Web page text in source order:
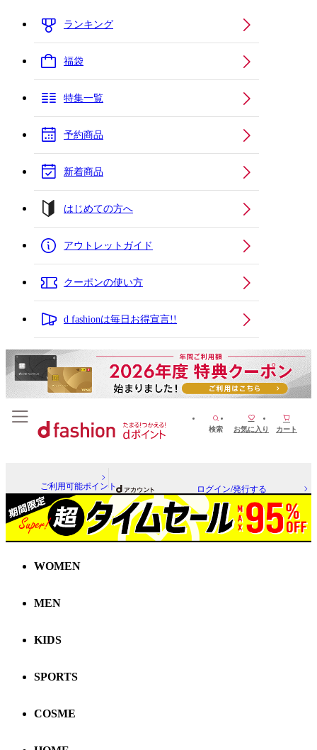
ランキング
福袋
特集一覧
予約商品
新着商品
はじめての方へ
アウトレットガイド
クーポンの使い方
d fashionは毎日お得宣言!!
検索 お気に入り カート
ご利用可能ポイント ログイン/発行する
WOMEN
MEN
KIDS
SPORTS
COSME